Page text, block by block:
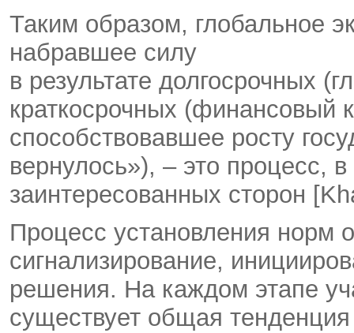
Таким образом, глобальное
набравшее силу
в результате долгосрочных
краткосрочных (финансовый
способствовавшее росту
вернулось»), – это процесс,
заинтересованных сторон
Процесс установления норм
сигнализирование,
решения. На каждом этапе
существует общая